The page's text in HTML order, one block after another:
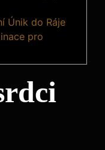
Únik do Ráje
pro